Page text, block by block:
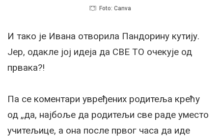
Foto: Canva
И тако је Ивана отворила Пандорину кутију.
Јер, одакле јој идеја да СВЕ ТО очекује од
првака?!
Па се коментари увређених родитеља крећу
од „да, најбоље да родитељи све раде уместо
учитељице, а она после првог часа да иде